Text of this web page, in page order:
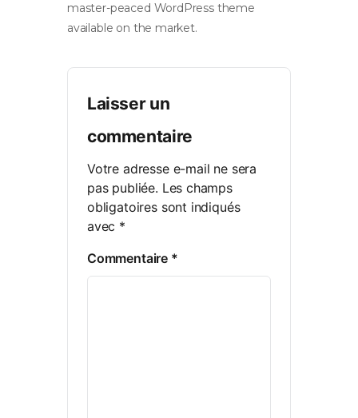
master-peaced WordPress theme
available on the market.
Laisser un
commentaire
Votre adresse e-mail ne sera
pas publiée. Les champs
obligatoires sont indiqués
avec *
Commentaire *